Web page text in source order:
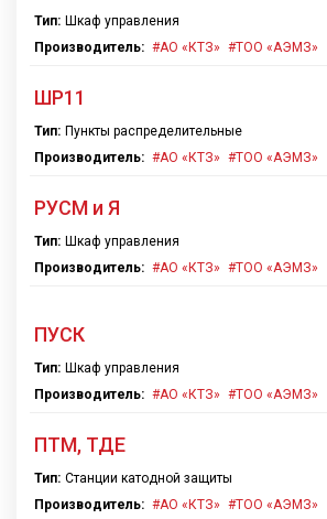
Тип: Шкаф управления
Производитель:
АО «КТЗ» ТОО «АЭМЗ»
ШР11
Тип: Пункты распределительные
Производитель:
АО «КТЗ» ТОО «АЭМЗ»
РУСМ и Я
Тип: Шкаф управления
Производитель:
АО «КТЗ» ТОО «АЭМЗ»
ПУСК
Тип: Шкаф управления
Производитель:
АО «КТЗ» ТОО «АЭМЗ»
ПТМ, ТДЕ
Тип: Станции катодной защиты
Производитель:
АО «КТЗ» ТОО «АЭМЗ»